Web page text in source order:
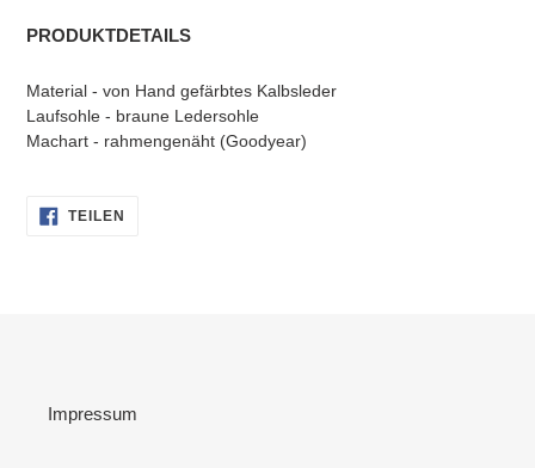
PRODUKTDETAILS
Material - von Hand gefärbtes Kalbsleder
Laufsohle - braune Ledersohle
Machart - rahmengenäht (Goodyear)
TEILEN
Impressum